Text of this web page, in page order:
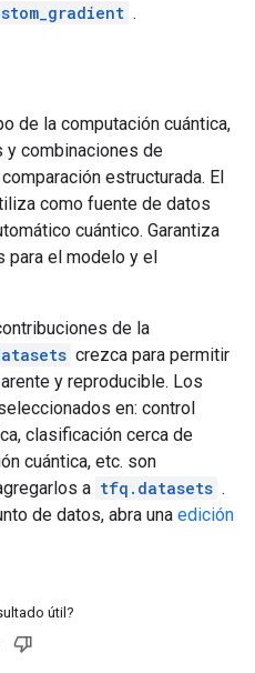
.
de la computación cuántica,
y combinaciones de
estructurada. El
como fuente de datos
cuántico. Garantiza
para el modelo y el
de la
crezca para permitir
y reproducible. Los
en: control
clasificación cerca de
cuántica, etc. son
a tfq.datasets .
de datos, abra una edición
útil?